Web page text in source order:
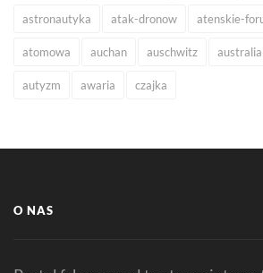
astronautyka atak-dronow atenskie-
atomowa auchan auschwitz australia
autyzm awaria czajka
O NAS